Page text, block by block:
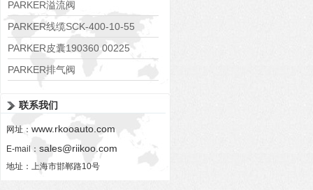
608074
PARKER溢流阀
RE06M35W2N1KWXG087
PARKER线缆SCK-400-10-55
PARKER皮囊190360 00225
PARKER排气阀
联系我们
网址： www.rkooauto.com
E-mail： sales@riikoo.com
地址：上海市邯郸路10号